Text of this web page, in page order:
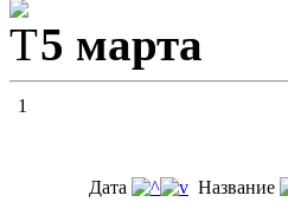
5 марта
1
Дата Название